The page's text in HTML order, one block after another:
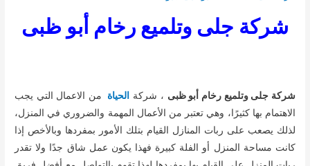
شركة جلى وتلميع رخام أبو ظبى
شركة جلى وتلميع رخام أبو ظبى ، شركة الحياة
من الاعمال التي يجب
الاهتمام بها كثيرًا، وهي تعتبر من الأعمال المهمة والضروري في المنزل،
لذلك يصعب على ربات المنازل القيام بتلك الأمور بمفردها وبالأخص إذا
كانت مساحة المنزل أو الفلة كبيرة فهذا يكون عمل شاق جدًا ولا تقدر